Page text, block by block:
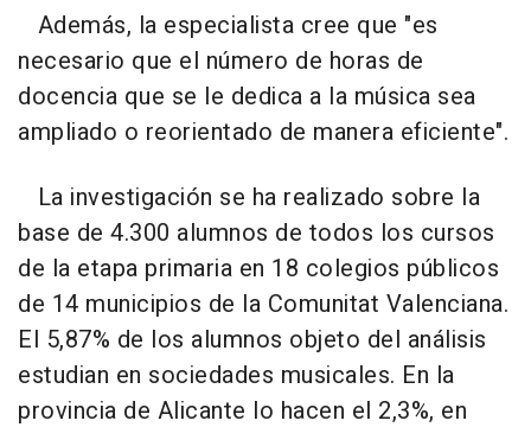
Además, la especialista cree que "es
necesario que el número de horas de
docencia que se le dedica a la música sea
ampliado o reorientado de manera eficiente".
La investigación se ha realizado sobre la
base de 4.300 alumnos de todos los cursos
de la etapa primaria en 18 colegios públicos
de 14 municipios de la Comunitat Valenciana.
El 5,87% de los alumnos objeto del análisis
estudian en sociedades musicales. En la
provincia de Alicante lo hacen el 2,3%, en